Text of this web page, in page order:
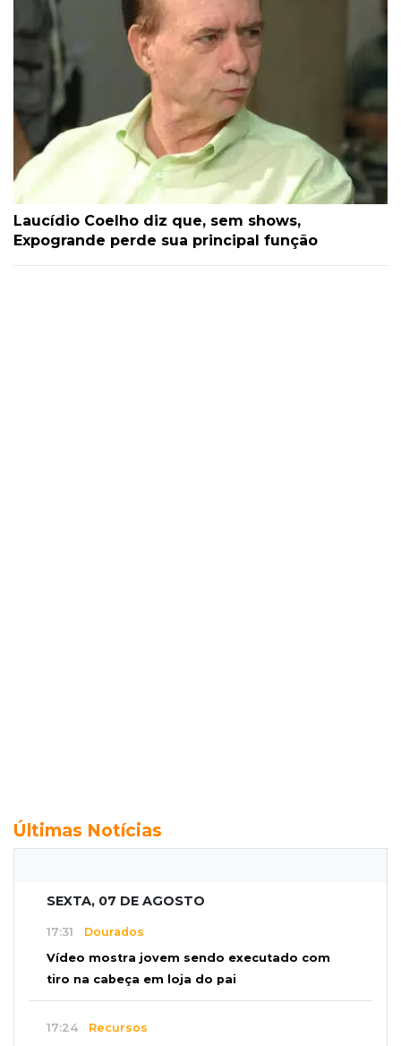
Laucídio Coelho diz que, sem shows,
Expogrande perde sua principal função
Últimas Notícias
SEXTA, 07 DE AGOSTO
17:31 Dourados
Vídeo mostra jovem sendo executado com
tiro na cabeça em loja do pai
17:24 Recursos